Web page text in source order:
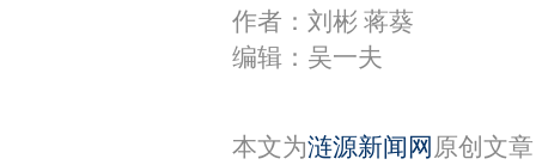
作者：刘彬 蒋葵
编辑：吴一夫
本文为涟源新闻网 原创文